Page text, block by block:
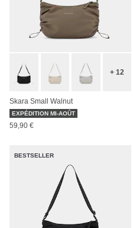
+ 12
Skara Small Walnut
EXPÉDITION MI-AOÛT
59,90 €
BESTSELLER